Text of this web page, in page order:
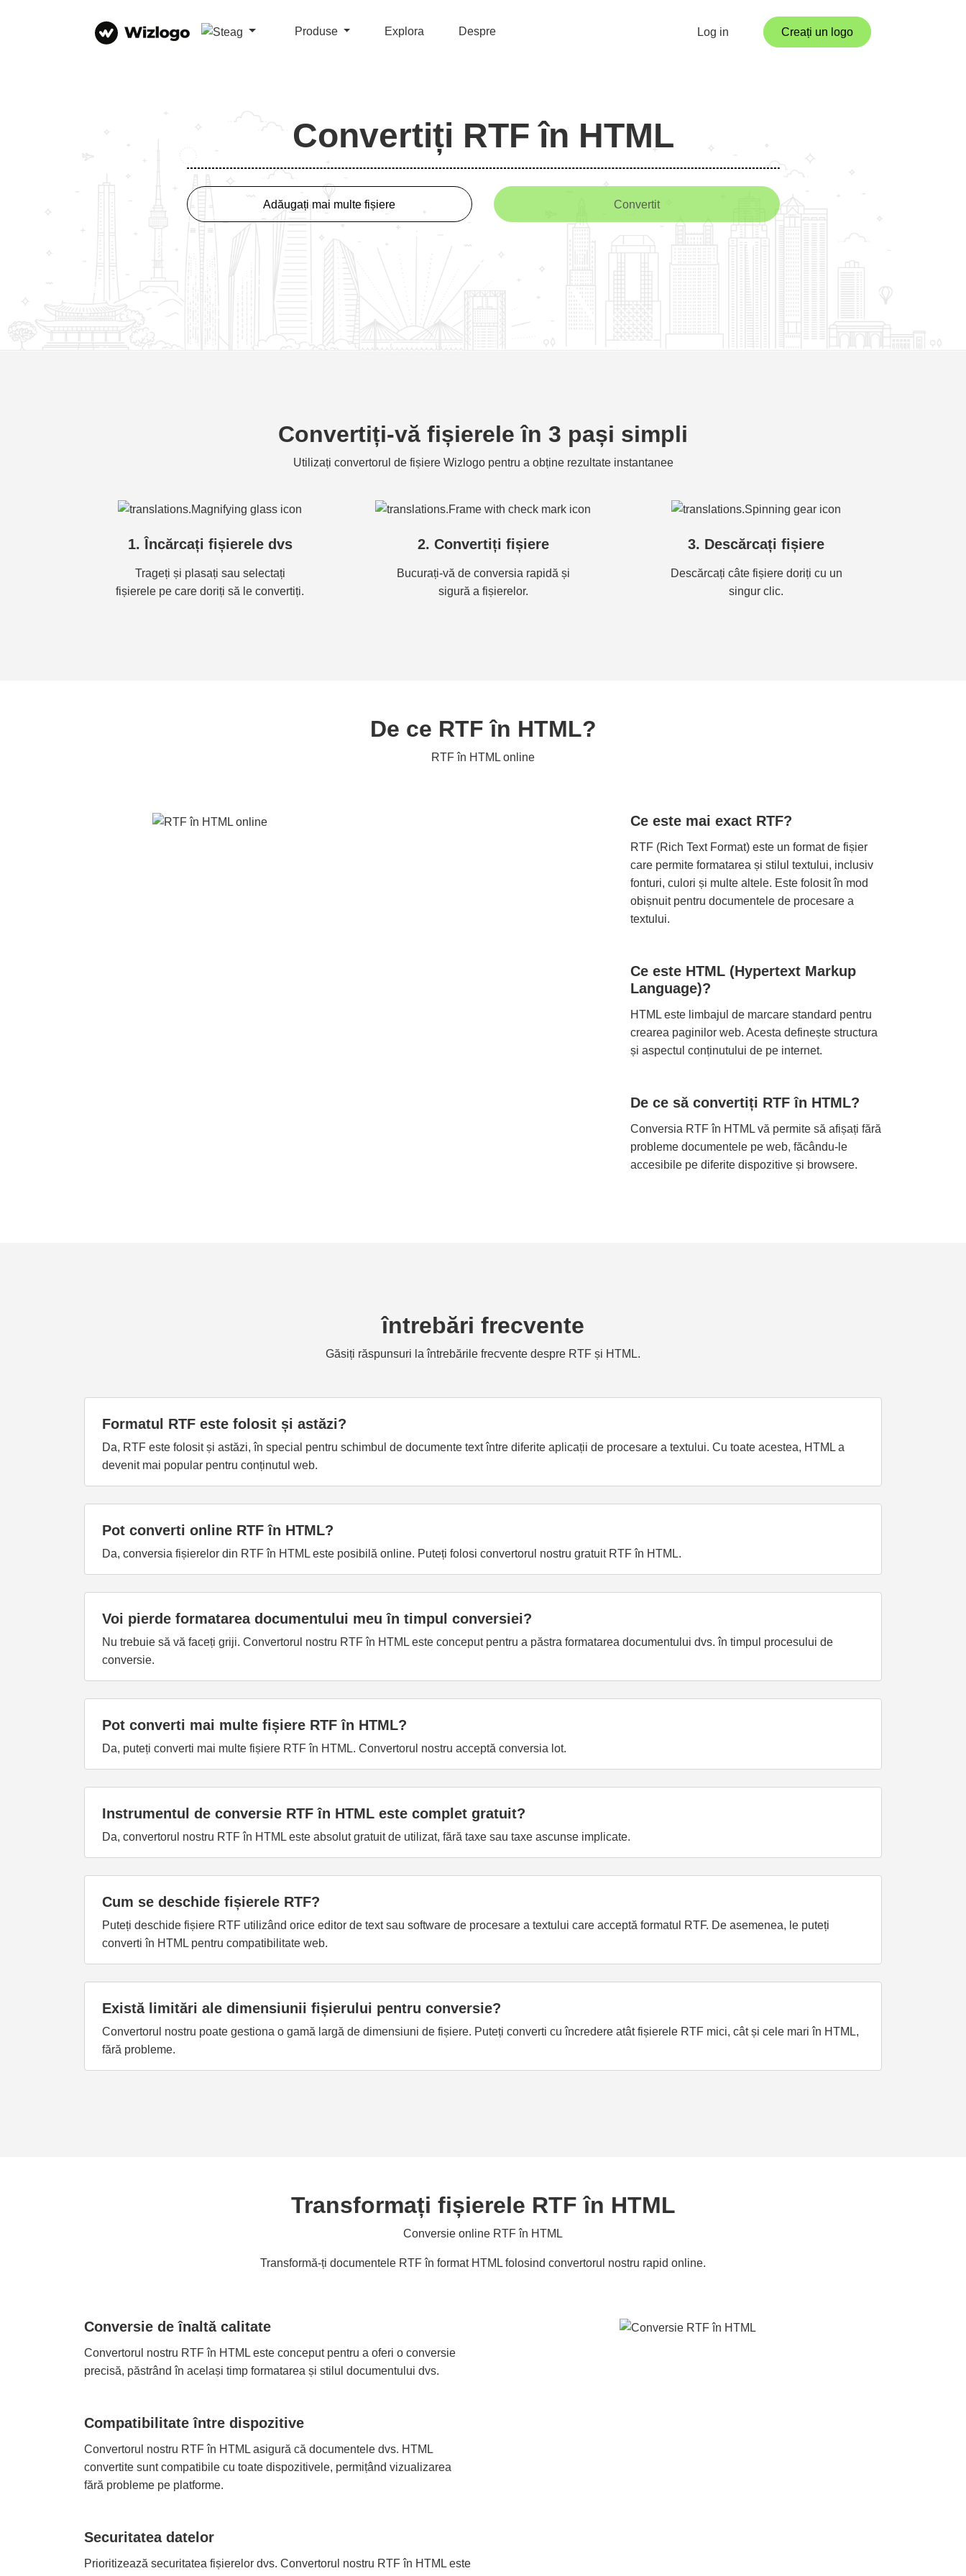
Produse Explora Despre Log in Creați un logo
Convertiți RTF în HTML
Adăugați mai multe fișiere Convertit
Convertiți-vă fișierele în 3 pași simpli
Utilizați convertorul de fișiere Wizlogo pentru a obține rezultate instantanee
1. Încărcați fișierele dvs
Trageți și plasați sau selectați
fișierele pe care doriți să le convertiți.
2. Convertiți fișiere
Bucurați-vă de conversia rapidă și
sigură a fișierelor.
3. Descărcați fișiere
Descărcați câte fișiere doriți cu un
singur clic.
De ce RTF în HTML?
RTF în HTML online
Ce este mai exact RTF?
RTF (Rich Text Format) este un format de fișier
care permite formatarea și stilul textului, inclusiv
fonturi, culori și multe altele. Este folosit în mod
obișnuit pentru documentele de procesare a
textului.
Ce este HTML (Hypertext Markup
Language)?
HTML este limbajul de marcare standard pentru
crearea paginilor web. Acesta definește structura
și aspectul conținutului de pe internet.
De ce să convertiți RTF în HTML?
Conversia RTF în HTML vă permite să afișați fără
probleme documentele pe web, făcându-le
accesibile pe diferite dispozitive și browsere.
întrebări frecvente
Găsiți răspunsuri la întrebările frecvente despre RTF și HTML.
Formatul RTF este folosit și astăzi?
Da, RTF este folosit și astăzi, în special pentru schimbul de documente text între diferite aplicații de procesare a textului. Cu toate acestea, HTML a
devenit mai popular pentru conținutul web.
Pot converti online RTF în HTML?
Da, conversia fișierelor din RTF în HTML este posibilă online. Puteți folosi convertorul nostru gratuit RTF în HTML.
Voi pierde formatarea documentului meu în timpul conversiei?
Nu trebuie să vă faceți griji. Convertorul nostru RTF în HTML este conceput pentru a păstra formatarea documentului dvs. în timpul procesului de
conversie.
Pot converti mai multe fișiere RTF în HTML?
Da, puteți converti mai multe fișiere RTF în HTML. Convertorul nostru acceptă conversia lot.
Instrumentul de conversie RTF în HTML este complet gratuit?
Da, convertorul nostru RTF în HTML este absolut gratuit de utilizat, fără taxe sau taxe ascunse implicate.
Cum se deschide fișierele RTF?
Puteți deschide fișiere RTF utilizând orice editor de text sau software de procesare a textului care acceptă formatul RTF. De asemenea, le puteți
converti în HTML pentru compatibilitate web.
Există limitări ale dimensiunii fișierului pentru conversie?
Convertorul nostru poate gestiona o gamă largă de dimensiuni de fișiere. Puteți converti cu încredere atât fișierele RTF mici, cât și cele mari în HTML,
fără probleme.
Transformați fișierele RTF în HTML
Conversie online RTF în HTML
Transformă-ți documentele RTF în format HTML folosind convertorul nostru rapid online.
Conversie de înaltă calitate
Convertorul nostru RTF în HTML este conceput pentru a oferi o conversie
precisă, păstrând în același timp formatarea și stilul documentului dvs.
Compatibilitate între dispozitive
Convertorul nostru RTF în HTML asigură că documentele dvs. HTML
convertite sunt compatibile cu toate dispozitivele, permițând vizualizarea
fără probleme pe platforme.
Securitatea datelor
Prioritizează securitatea fișierelor dvs. Convertorul nostru RTF în HTML este